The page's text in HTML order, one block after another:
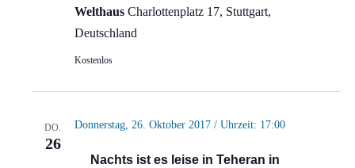
Welthaus Charlottenplatz 17, Stuttgart,
Deutschland
Kostenlos
DO.
26
Nachts ist es leise in Teheran in
Donnerstag, 26. Oktober 2017 / Uhrzeit: 17:00